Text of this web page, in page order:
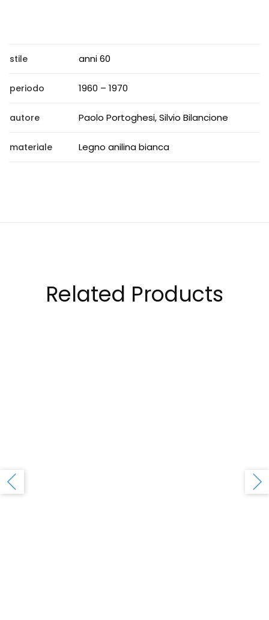
stile anni 60
periodo 1960 – 1970
autore Paolo Portoghesi, Silvio Bilancione
materiale Legno anilina bianca
Related Products